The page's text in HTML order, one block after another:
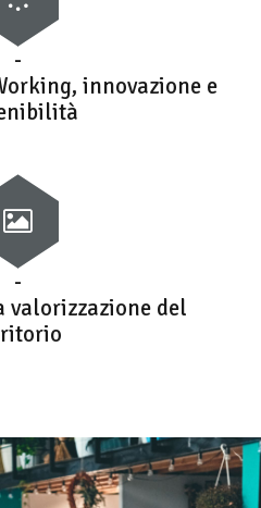
-
innovazione e
-
del